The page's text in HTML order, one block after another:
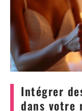
Intégrer
dans votre